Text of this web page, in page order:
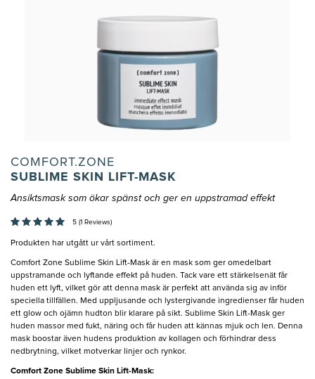
COMFORT.ZONE
SUBLIME SKIN LIFT-MASK
Ansiktsmask som ökar spänst och ger en uppstramad effekt
5 (1 Reviews)
Produkten har utgått ur vårt sortiment.
Comfort Zone Sublime Skin Lift-Mask är en mask som ger omedelbart
uppstramande och lyftande effekt på huden. Tack vare ett stärkelsenät får
huden ett lyft, vilket gör att denna mask är perfekt att använda sig av inför
speciella tillfällen. Med uppljusande och lystergivande ingredienser får huden
ett glow och ojämn hudton blir klarare på sikt. Sublime Skin Lift-Mask ger
huden massor med fukt, näring och får huden att kännas mjuk och len. Denna
mask boostar även hudens produktion av kollagen och förhindrar dess
nedbrytning, vilket motverkar linjer och rynkor.
Comfort Zone Sublime Skin Lift-Mask: